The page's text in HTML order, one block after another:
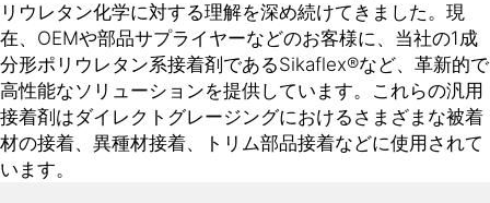
リウレタン化学に対する理解を深め続けてきました。現
在、OEMや部品サプライヤーなどのお客様に、当社の1成
分形ポリウレタン系接着剤であるSikaflex®など、革新的で
高性能なソリューションを提供しています。これらの汎用
接着剤はダイレクトグレージングにおけるさまざまな被着
材の接着、異種材接着、トリム部品接着などに使用されて
います。